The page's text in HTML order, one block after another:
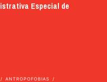
Especial de
ANTROPOFOBIAS